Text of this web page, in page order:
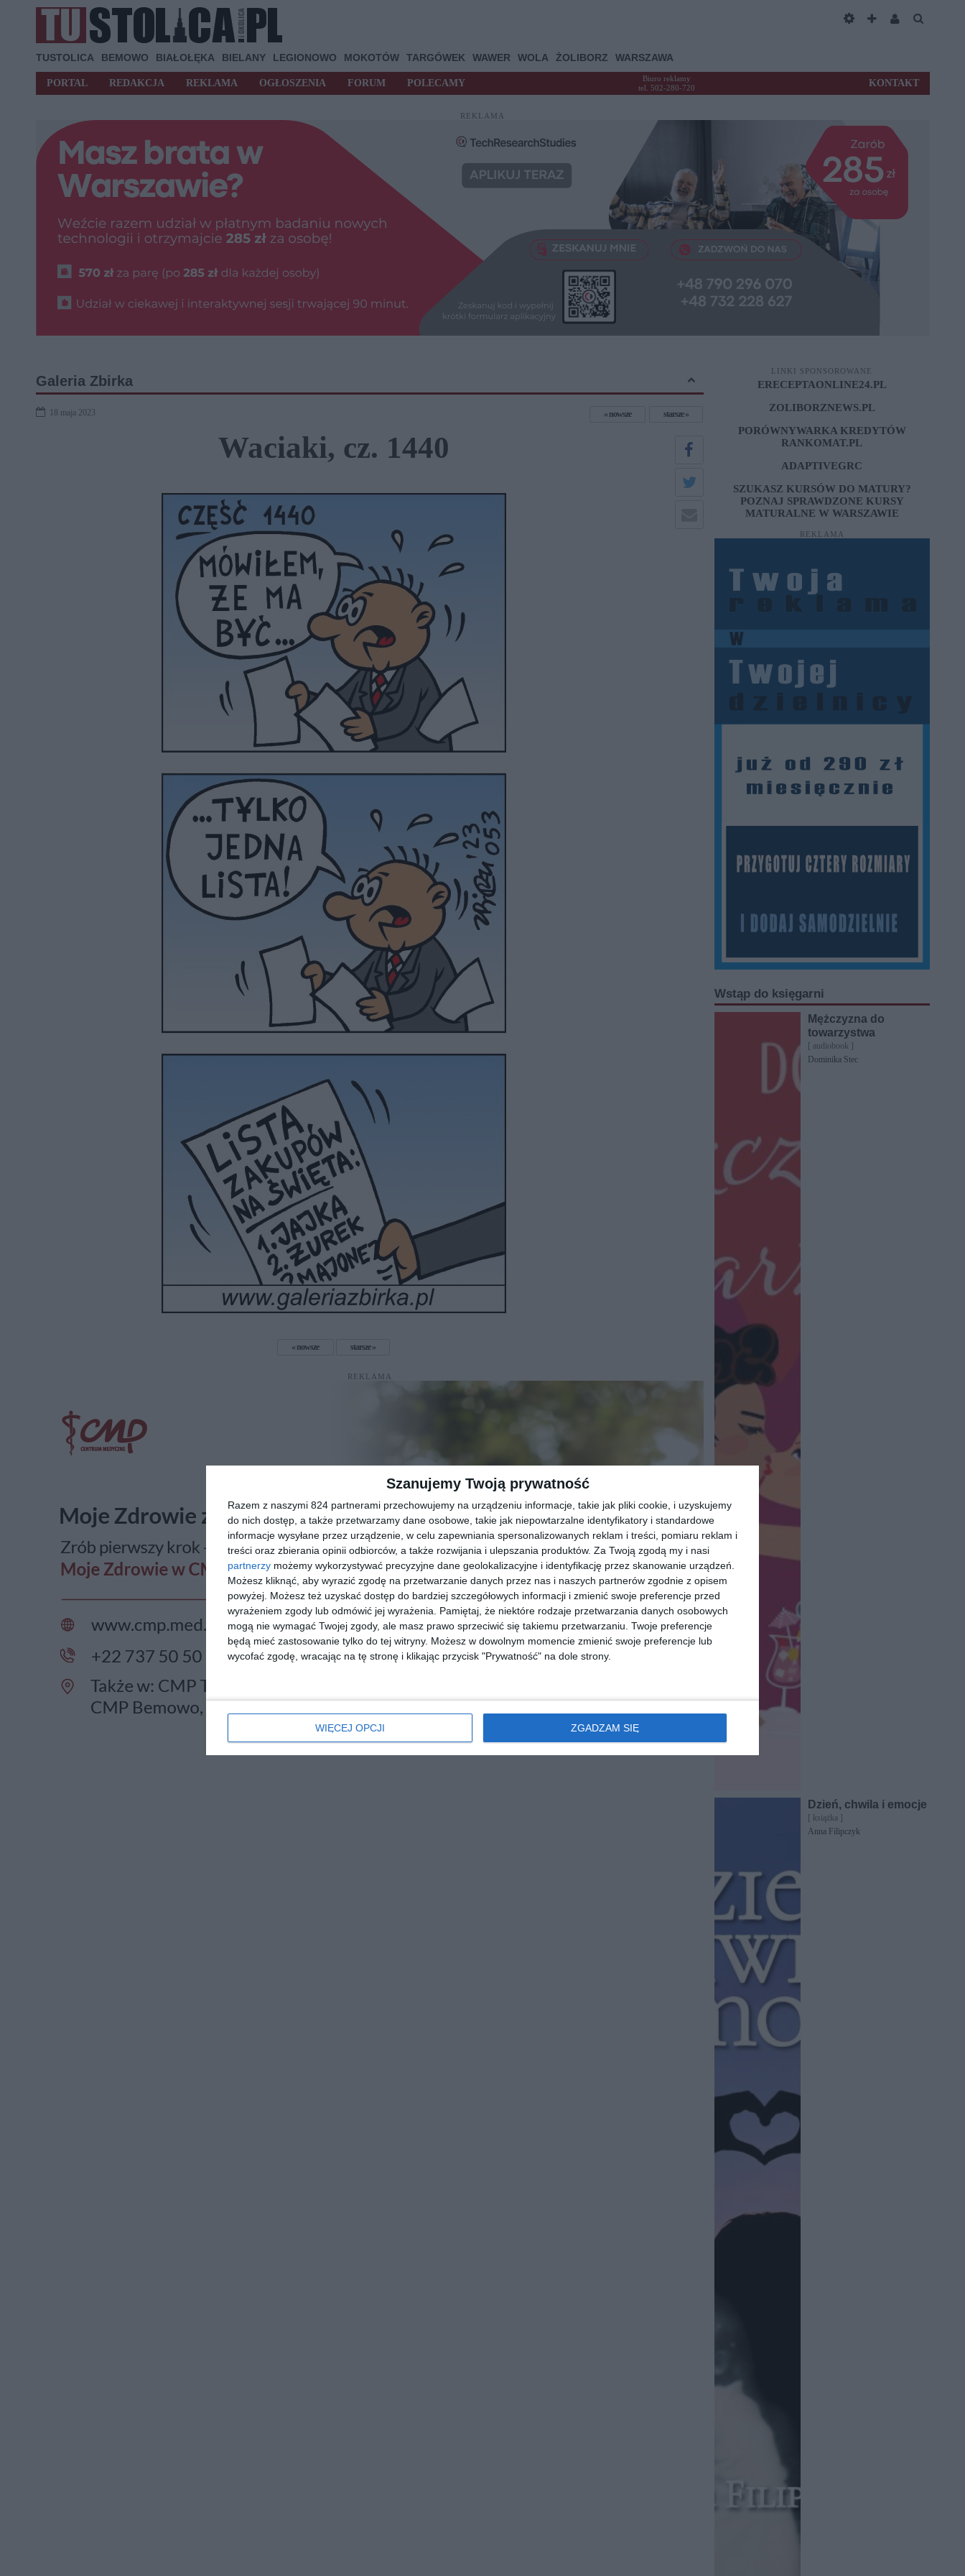
Szanujemy Twoją prywatność
Razem z naszymi 824 partnerami przechowujemy na urządzeniu informacje, takie jak pliki cookie, i uzyskujemy
do nich dostęp, a także przetwarzamy dane osobowe, takie jak niepowtarzalne identyfikatory i standardowe
informacje wysyłane przez urządzenie, w celu zapewniania spersonalizowanych reklam i treści, pomiaru reklam i
treści oraz zbierania opinii odbiorców, a także rozwijania i ulepszania produktów. Za Twoją zgodą my i nasi
partnerzy możemy wykorzystywać precyzyjne dane geolokalizacyjne i identyfikację przez skanowanie urządzeń.
Możesz kliknąć, aby wyrazić zgodę na przetwarzanie danych przez nas i naszych partnerów zgodnie z opisem
powyżej. Możesz też uzyskać dostęp do bardziej szczegółowych informacji i zmienić swoje preferencje przed
wyrażeniem zgody lub odmówić jej wyrażenia.
Pamiętaj, że niektóre rodzaje przetwarzania danych osobowych
mogą nie wymagać Twojej zgody, ale masz prawo sprzeciwić się takiemu przetwarzaniu. Twoje preferencje
będą mieć zastosowanie tylko do tej witryny. Możesz w dowolnym momencie zmienić swoje preferencje lub
wycofać zgodę, wracając na tę stronę i klikając przycisk "Prywatność" na dole strony.
WIĘCEJ OPCJI ZGADZAM SIĘ
TUSTOLICA BEMOWO BIAŁOŁĘKA BIELANY LEGIONOWO MOKOTÓW TARGÓWEK WAWER WOLA ŻOLIBORZ WARSZAWA
PORTAL REDAKCJA REKLAMA OGŁOSZENIA FORUM POLECAMY
Biuro reklamy
tel. 502-280-720
KONTAKT
REKLAMA
Galeria Zbirka
18 maja 2023 nowsze starsze
Waciaki, cz. 1440
nowsze starsze
REKLAMA
LINKI SPONSOROWANE
ERECEPTAONLINE24.PL
ZOLIBORZNEWS.PL
PORÓWNYWARKA KREDYTÓW
RANKOMAT.PL
ADAPTIVEGRC
SZUKASZ KURSÓW DO MATURY?
POZNAJ SPRAWDZONE KURSY
MATURALNE W WARSZAWIE
REKLAMA
Wstąp do księgarni
Mężczyzna do
towarzystwa
[ audiobook ]
Dominika Stec
Dzień, chwila i emocje
[ książka ]
Anna Filipczyk